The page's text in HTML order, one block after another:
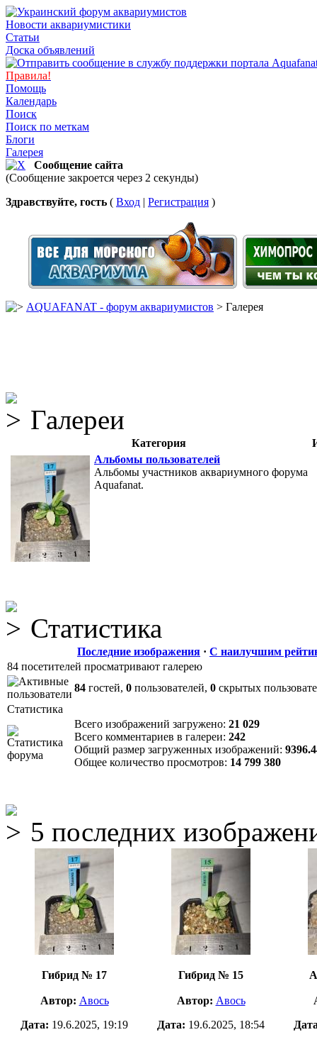
Новости аквариумистики
Статьи
Доска объявлений
Правила!
Помощь
Календарь
Поиск
Поиск по меткам
Блоги
Галерея
Сообщение сайта
(Сообщение закроется через 2 секунды)
Здравствуйте, гость ( Вход | Регистрация )
AQUAFANAT - форум аквариумистов > Галерея
Галереи
Категория
Альбомы пользователей
Альбомы участников аквариумного форума
Aquafanat.
Статистика
Последние изображения · С наилучшим
84 посетителей просматривают галерею
84 гостей, 0 пользователей, 0 скрытых
Статистика
Всего изображений загружено: 21 029
Всего комментариев в галереи: 242
Общий размер загруженных изображений:
Общее количество просмотров: 14 799 380
5 последних
Гибрид № 17
Автор: Авось
Дата: 19.6.2025, 19:19
Гибрид № 15
Автор: Авось
Дата: 19.6.2025, 18:54